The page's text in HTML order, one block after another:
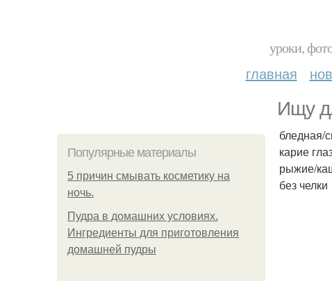
уроки,
главная
Ищу
Популярные материалы
5 причин смывать косметику на
ночь.
Пудра в домашних условиях.
Ингредиенты для приготовления
домашней пудры
бледная/
карие
рыжие/
без челки